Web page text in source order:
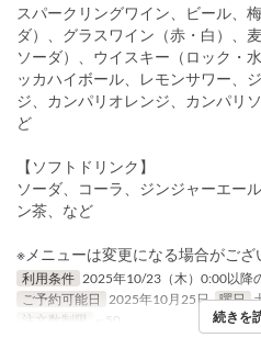
スパークリングワイン、ビール、
ダ）、グラスワイン（赤・白）、
ソーダ）、ウイスキー（ロック・
ッカハイボール、レモンサワー、
ジ、カンパリオレンジ、カンパリ
ど
【ソフトドリンク】
ソーダ、コーラ、ジンジャーエー
ン茶、など
※メニューは変更になる場合がござ
利用条件 2025年10/23（木）0:00以降
ご予約可能日 2025年10月25日 曜日
注文数制限
~ 50 続きを